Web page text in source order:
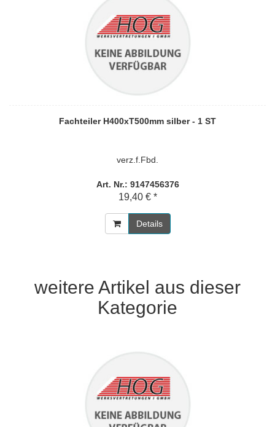
Fachteiler H400xT500mm silber - 1 ST
verz.f.Fbd.
Art. Nr.: 9147456376
19,40 € *
Details
weitere Artikel aus dieser
Kategorie